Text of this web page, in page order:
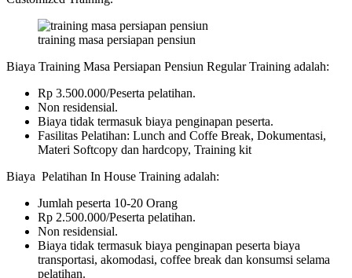
training masa persiapan pensiun
Biaya Training Masa Persiapan Pensiun Regular Training adalah:
Rp 3.500.000/Peserta pelatihan.
Non residensial.
Biaya tidak termasuk biaya penginapan peserta.
Fasilitas Pelatihan: Lunch and Coffe Break, Dokumentasi,
Materi Softcopy dan hardcopy, Training kit
Biaya Pelatihan In House Training adalah:
Jumlah peserta 10-20 Orang
Rp 2.500.000/Peserta pelatihan.
Non residensial.
Biaya tidak termasuk biaya penginapan peserta biaya
transportasi, akomodasi, coffee break dan konsumsi selama
pelatihan.